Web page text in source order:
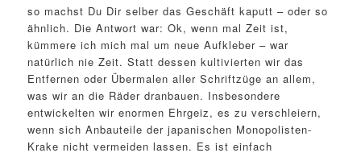
so machst Du Dir selber das Geschäft kaputt – oder so
ähnlich. Die Antwort war: Ok, wenn mal Zeit ist,
kümmere ich mich mal um neue Aufkleber – war
natürlich nie Zeit. Statt dessen kultivierten wir das
Entfernen oder Übermalen aller Schriftzüge an allem,
was wir an die Räder dranbauen. Insbesondere
entwickelten wir enormen Ehrgeiz, es zu verschleiern,
wenn sich Anbauteile der japanischen Monopolisten-
Krake nicht vermeiden lassen. Es ist einfach